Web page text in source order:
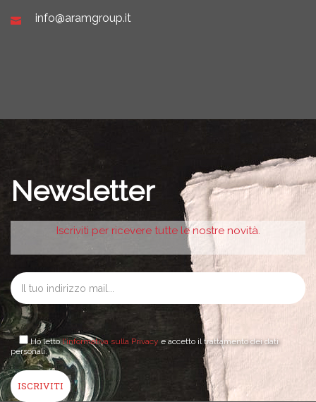
info@aramgroup.it
Newsletter
Iscriviti per ricevere tutte le nostre novità.
Ho lettol'informativa sulla Privacy e accetto il trattamento dei dati
personali.